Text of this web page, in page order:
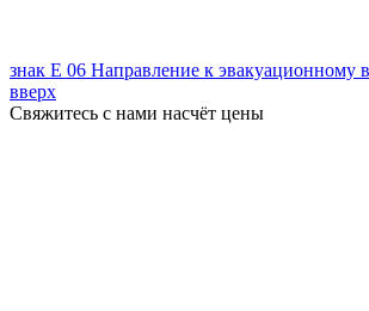
знак Е 06 Направление к эвакуационному
вверх
Свяжитесь с нами насчёт цены